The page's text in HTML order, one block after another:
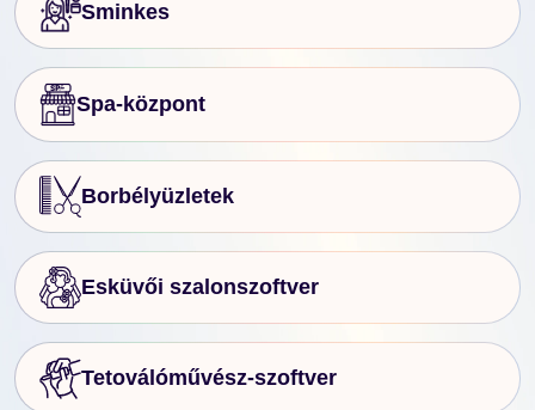
Sminkes
Spa-központ
Borbélyüzletek
Esküvői szalonszoftver
Tetoválóművész-szoftver